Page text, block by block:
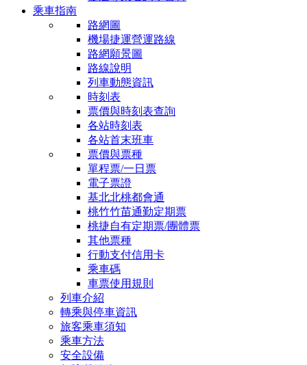
乘車指南
路網圖
機場捷運營運路線
路網願景圖
路線說明
列車動態資訊
時刻表
票價與時刻表查詢
各站時刻表
各站首末班車
票價與票種
單程票/一日票
電子票證
基北北桃都會通
桃竹竹苗通勤定期票
桃捷自有定期票/團體票
其他票種
行動支付信用卡
乘車碼
車票使用規則
列車介紹
轉乘與停車資訊
旅客乘車須知
乘車方法
安全設備